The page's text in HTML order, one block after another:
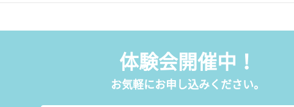
体験会開催中！
お気軽にお申し込みください。